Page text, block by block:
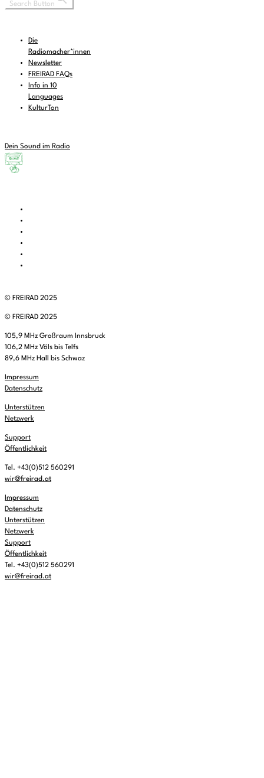
Search Button
Die
Radiomacher*innen
Newsletter
FREIRAD FAQs
Info in 10
Languages
KulturTon
Dein Sound im Radio
© FREIRAD 2025
© FREIRAD 2025
105,9 MHz Großraum Innsbruck
106,2 MHz Völs bis Telfs
89,6 MHz Hall bis Schwaz
Impressum
Datenschutz
Unterstützen
Netzwerk
Support
Öffentlichkeit
Tel. +43(0)512 560291
wir@freirad.at
Impressum
Datenschutz
Unterstützen
Netzwerk
Support
Öffentlichkeit
Tel. +43(0)512 560291
wir@freirad.at